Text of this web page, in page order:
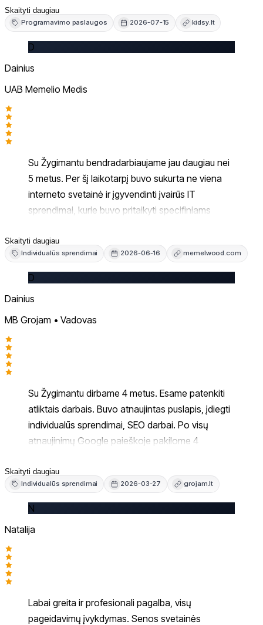
Skaityti daugiau
Programavimo paslaugos 2026-07-15 kidsy.lt
D
Dainius
UAB Memelio Medis
Su Žygimantu bendradarbiaujame jau daugiau nei
5 metus. Per šį laikotarpį buvo sukurta ne viena
interneto svetainė ir įgyvendinti įvairūs IT
sprendimai, kurie buvo pritaikyti specifiniams
pagerinti darbo procesų efektyvumą.
Bendradarbiavimą tęsiame ir šiandien, nes visus
reikalingus IT sprendimus gauname greitai,
visuomet įsigilina į mūsų poreikius ir padeda rasti
efektyviausią sprendimą. Nuoširdžiai
Skaityti daugiau
Individualūs sprendimai 2026-06-16 memelwood.com
D
Dainius
MB Grojam • Vadovas
Su Žygimantu dirbame 4 metus. Esame patenkiti
atliktais darbais. Buvo atnaujintas puslapis, įdiegti
individualūs sprendimai, SEO darbai. Po visų
atnaujinimų Google paieškoje pakilome 4
Skaityti daugiau
Individualūs sprendimai 2026-03-27 grojam.lt
N
Natalija
Labai greita ir profesionali pagalba, visų
pageidavimų įvykdymas. Senos svetainės